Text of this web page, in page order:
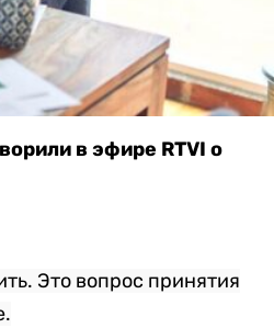
в эфире RTVI о
Это вопрос принятия